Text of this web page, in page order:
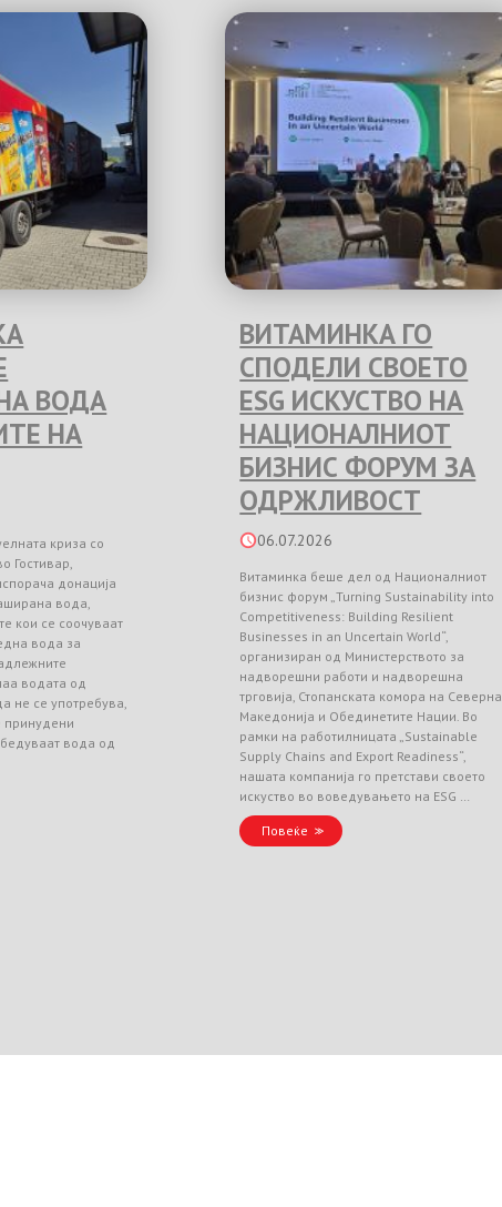
ВОДА
НА
криза со
Гостивар,
донација
вода,
кои се соочуваат
вода за
водата од
не се употребува,
принудени
вода од
ВИТАМИНКА ГО
СПОДЕЛИ СВОЕТО
ESG ИСКУСТВО НА
НАЦИОНАЛНИОТ
БИЗНИС ФОРУМ ЗА
ОДРЖЛИВОСТ
06.07.2026
Витаминка беше дел од Националниот
бизнис форум „Turning Sustainability into
Competitiveness: Building Resilient
Businesses in an Uncertain World“,
организиран од Министерството за
надворешни работи и надворешна
трговија, Стопанската комора на Северна
Македонија и Обединетите Нации. Во
рамки на работилницата „Sustainable
Supply Chains and Export Readiness“,
нашата компанија го претстави своето
искуство во воведувањето на ESG …
Повеќе